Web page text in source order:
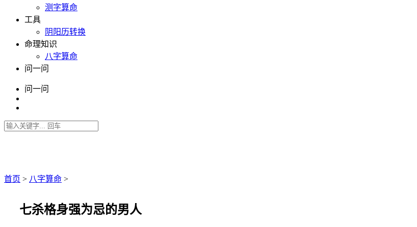
测字算命
工具
阴阳历转换
命理知识
八字算命
问一问
问一问
首页 > 八字算命 >
七杀格身强为忌的男人